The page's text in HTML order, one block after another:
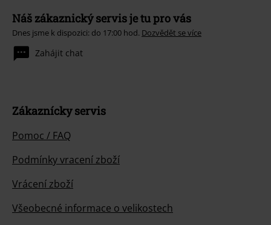
Náš zákaznický servis je tu pro vás
Dnes jsme k dispozici: do 17:00 hod. Dozvědět se více
Zahájit chat
Zákaznícky servis
Pomoc / FAQ
Podmínky vracení zboží
Vrácení zboží
Všeobecné informace o velikostech